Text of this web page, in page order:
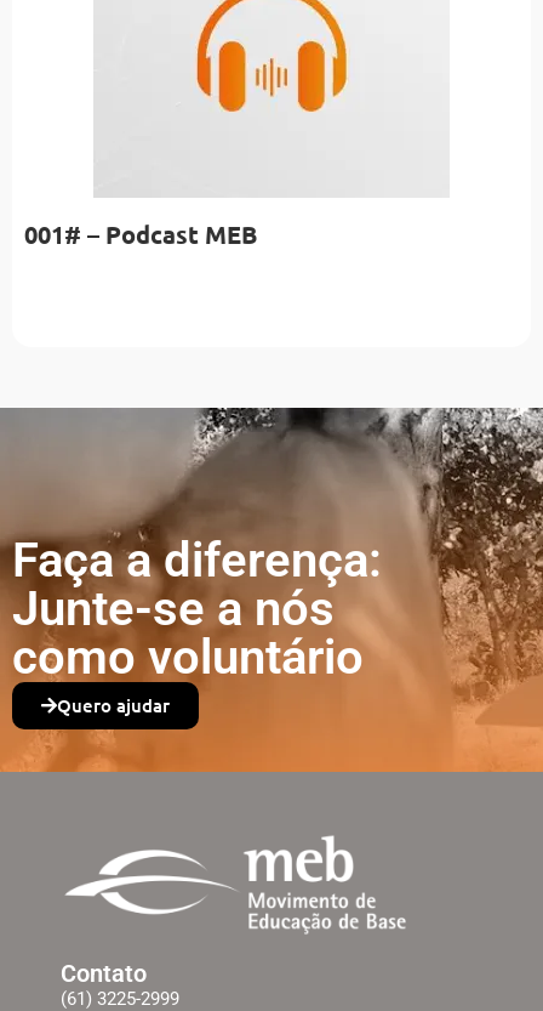
001# – Podcast MEB
Faça a diferença:
Junte-se a nós
como voluntário
Quero ajudar
Contato
(61) 3225-2999